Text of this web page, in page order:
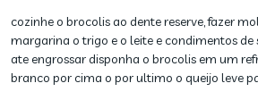
cozinhe o brocolis ao dente reserve, fazer
margarina o trigo e o leite e condimentos de
ate engrossar disponha o brocolis em um
branco por cima o por ultimo o queijo leve